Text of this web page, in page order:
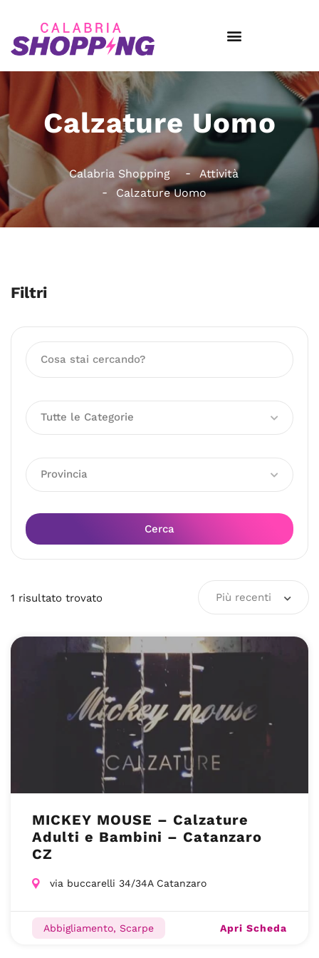
Calzature Uomo
Calabria Shopping
Attività
Calzature Uomo
Filtri
Tutte le Categorie
Provincia
Cerca
1 risultato trovato Più recenti
MICKEY MOUSE – Calzature
Adulti e Bambini – Catanzaro
CZ
via buccarelli 34/34A Catanzaro
Abbigliamento, Scarpe Apri Scheda